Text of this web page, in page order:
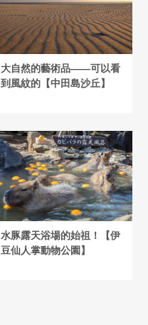
大自然的藝術品――可以看
到風紋的【中田島沙丘】
水豚露天浴場的始祖！【伊
豆仙人掌動物公園】